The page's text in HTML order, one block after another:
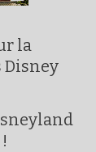
la
Disney